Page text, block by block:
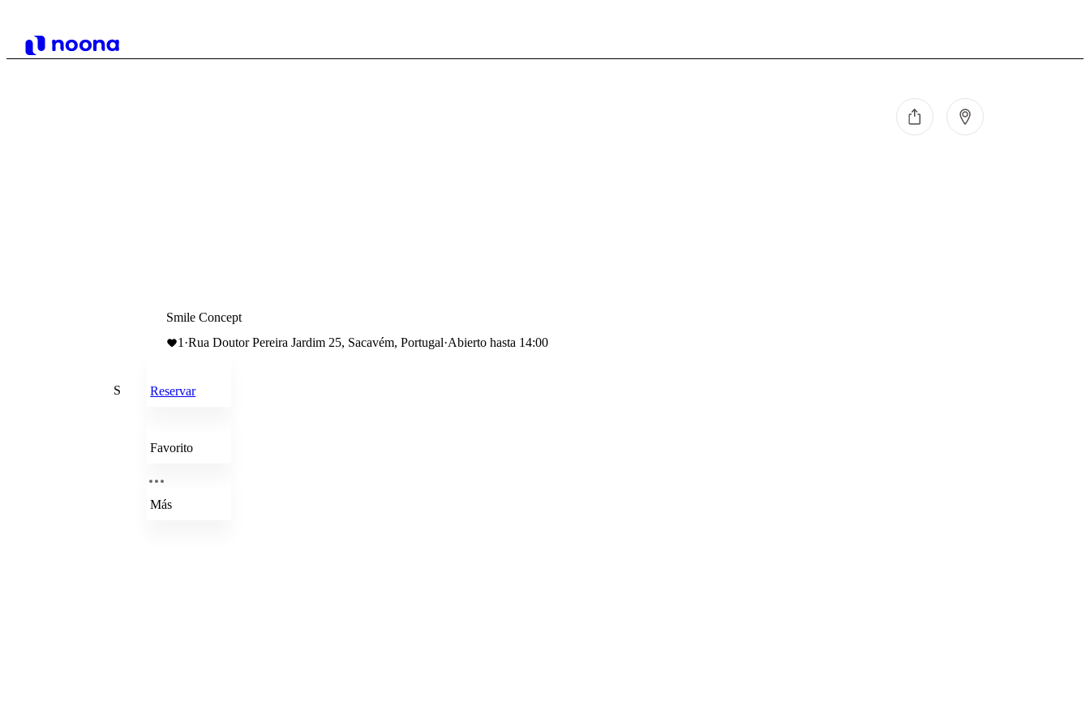
S
Smile Concept
1 ·Rua Doutor Pereira Jardim 25, Sacavém, Portugal·Abierto hasta 14:00
Reservar
Favorito
Más